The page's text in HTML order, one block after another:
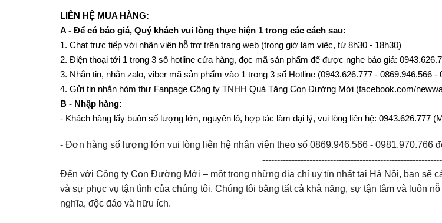
LIÊN HỆ MUA HÀNG:
A - Để có báo giá, Quý khách vui lòng thực hiện 1 trong các cách sau:
1. Chat trực tiếp với nhân viên hỗ trợ trên trang web (trong giờ làm việc, từ 8h30 - 18h30)
2. Điện thoại tới 1 trong 3 số hotline cửa hàng, đọc mã sản phẩm để được nghe báo giá:
3. Nhắn tin, nhắn zalo, viber mã sản phẩm vào 1 trong 3 số Hotline (0943.626.777 - 0869.946.566
4. Gửi tin nhắn hòm thư Fanpage Công ty TNHH Quà Tặng Con Đường Mới (facebook.com/
B - Nhập hàng:
- Khách hàng lấy buôn số lượng lớn, nguyên lô, hợp tác làm đại lý, vui lòng liên hệ: 0943.626.777
- Đơn hàng số lượng lớn vui lòng liên hệ nhân viên theo số 0869.946.566 - 0981.970.766
Đến với Công ty Con Đường Mới – một trong những địa chỉ uy tín nhất tại Hà Nội, bạn sẽ
và sự phục vụ tận tình của chúng tôi. Chúng tôi bằng tất cả khả năng, sự tận tâm và luôn
nghĩa, độc đáo và hữu ích.